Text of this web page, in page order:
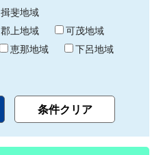
揖斐地域
郡上地域
可茂地域
恵那地域
下呂地域